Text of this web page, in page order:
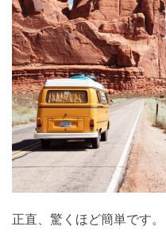
正直、驚くほど簡単です。